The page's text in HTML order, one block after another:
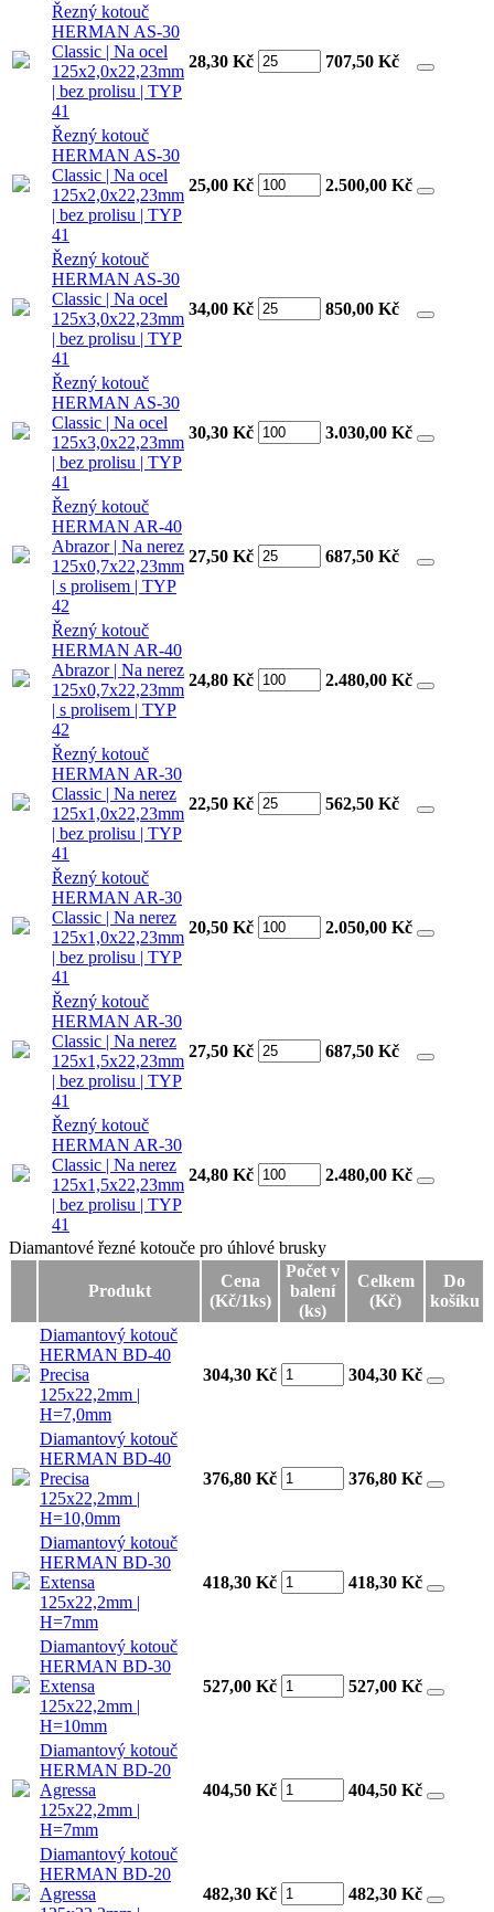
Řezný kotouč
HERMAN AS-30
Classic | Na ocel
125x2,0x22,23mm
| bez prolisu | TYP
41
28,30 Kč 707,50 Kč
Řezný kotouč
HERMAN AS-30
Classic | Na ocel
125x2,0x22,23mm
| bez prolisu | TYP
41
25,00 Kč 2.500,00 Kč
Řezný kotouč
HERMAN AS-30
Classic | Na ocel
125x3,0x22,23mm
| bez prolisu | TYP
41
34,00 Kč 850,00 Kč
Řezný kotouč
HERMAN AS-30
Classic | Na ocel
125x3,0x22,23mm
| bez prolisu | TYP
41
30,30 Kč 3.030,00 Kč
Řezný kotouč
HERMAN AR-40
Abrazor | Na nerez
125x0,7x22,23mm
| s prolisem | TYP
42
27,50 Kč 687,50 Kč
Řezný kotouč
HERMAN AR-40
Abrazor | Na nerez
125x0,7x22,23mm
| s prolisem | TYP
42
24,80 Kč 2.480,00 Kč
Řezný kotouč
HERMAN AR-30
Classic | Na nerez
125x1,0x22,23mm
| bez prolisu | TYP
41
22,50 Kč 562,50 Kč
Řezný kotouč
HERMAN AR-30
Classic | Na nerez
125x1,0x22,23mm
| bez prolisu | TYP
41
20,50 Kč 2.050,00 Kč
Řezný kotouč
HERMAN AR-30
Classic | Na nerez
125x1,5x22,23mm
| bez prolisu | TYP
41
27,50 Kč 687,50 Kč
Řezný kotouč
HERMAN AR-30
Classic | Na nerez
125x1,5x22,23mm
| bez prolisu | TYP
41
24,80 Kč 2.480,00 Kč
Diamantové řezné kotouče pro úhlové brusky
Diamantové řezné kotouče pro úhlové brusky
Produkt
Cena
(Kč/1ks)
Počet v
balení
(ks)
Celkem
(Kč)
Do
košíku
Diamantový kotouč
HERMAN BD-40
Precisa
125x22,2mm |
H=7,0mm
304,30 Kč 304,30 Kč
Diamantový kotouč
HERMAN BD-40
Precisa
125x22,2mm |
H=10,0mm
376,80 Kč 376,80 Kč
Diamantový kotouč
HERMAN BD-30
Extensa
125x22,2mm |
H=7mm
418,30 Kč 418,30 Kč
Diamantový kotouč
HERMAN BD-30
Extensa
125x22,2mm |
H=10mm
527,00 Kč 527,00 Kč
Diamantový kotouč
HERMAN BD-20
Agressa
125x22,2mm |
H=7mm
404,50 Kč 404,50 Kč
Diamantový kotouč
HERMAN BD-20
Agressa
482,30 Kč 482,30 Kč